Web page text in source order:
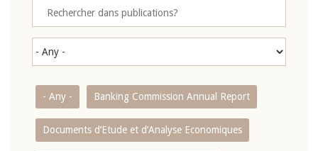
- Any - Banking Commission Annual Report
Documents d’Etude et d’Analyse Economiques